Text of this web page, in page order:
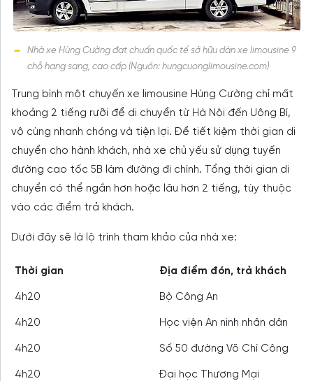
Nhà xe Hùng Cường đạt chuẩn quốc tế sở hữu dàn xe limousine 9
chỗ hạng sang, cao cấp (Nguồn: hungcuonglimousine.com)
Trung bình một chuyến xe limousine Hùng Cường chỉ mất
khoảng 2 tiếng rưỡi để di chuyển từ Hà Nội đến Uông Bí,
vô cùng nhanh chóng và tiện lợi. Để tiết kiệm thời gian di
chuyển cho hành khách, nhà xe chủ yếu sử dụng tuyến
đường cao tốc 5B làm đường đi chính. Tổng thời gian di
chuyển có thể ngắn hơn hoặc lâu hơn 2 tiếng, tùy thuộc
vào các điểm trả khách.
Dưới đây sẽ là lộ trình tham khảo của nhà xe:
Thời gian Địa điểm đón, trả khách
4h20 Bộ Công An
4h20 Học viện An ninh nhân dân
4h20 Số 50 đường Võ Chí Công
4h20 Đại học Thương Mại